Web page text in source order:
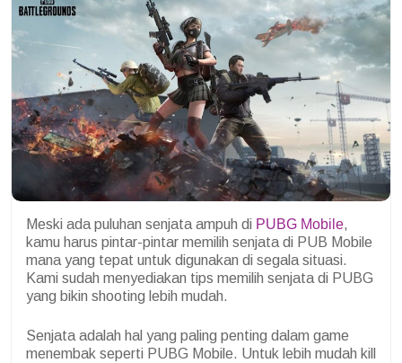
Meski ada puluhan senjata ampuh di PUBG Mobile,
kamu harus pintar-pintar memilih senjata di PUB Mobile
mana yang tepat untuk digunakan di segala situasi.
Kami sudah menyediakan tips memilih senjata di PUBG
yang bikin shooting lebih mudah.
Senjata adalah hal yang paling penting dalam game
menembak seperti PUBG Mobile. Untuk lebih mudah kill